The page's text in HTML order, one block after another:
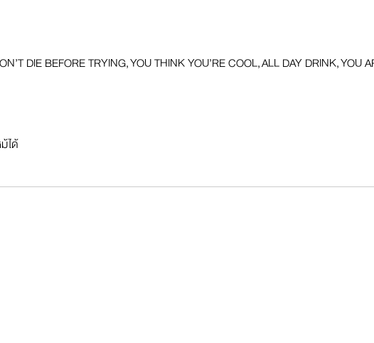
DIE BEFORE TRYING, YOU THINK YOU’RE COOL, ALL DAY DRINK, YOU
ได้